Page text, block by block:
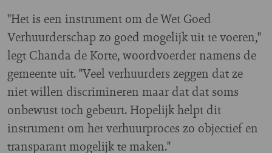
"Het is een instrument om de Wet Goed
Verhuurderschap zo goed mogelijk uit te voeren,"
legt Chanda de Korte, woordvoerder namens de
gemeente uit. "Veel verhuurders zeggen dat ze
niet willen discrimineren maar dat dat soms
onbewust toch gebeurt. Hopelijk helpt dit
instrument om het verhuurproces zo objectief en
transparant mogelijk te maken."